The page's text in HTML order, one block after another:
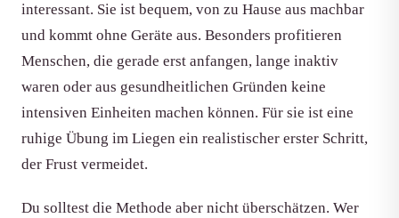
interessant. Sie ist bequem, von zu Hause aus machbar
und kommt ohne Geräte aus. Besonders profitieren
Menschen, die gerade erst anfangen, lange inaktiv
waren oder aus gesundheitlichen Gründen keine
intensiven Einheiten machen können. Für sie ist eine
ruhige Übung im Liegen ein realistischer erster Schritt,
der Frust vermeidet.
Du solltest die Methode aber nicht überschätzen. Wer